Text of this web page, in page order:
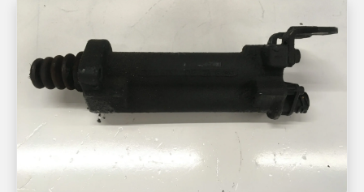
100232003
KOPPELINGSBEKRACHTIGER LF55